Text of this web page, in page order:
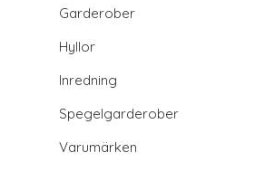
Garderober
Hyllor
Inredning
Spegelgarderober
Varumärken